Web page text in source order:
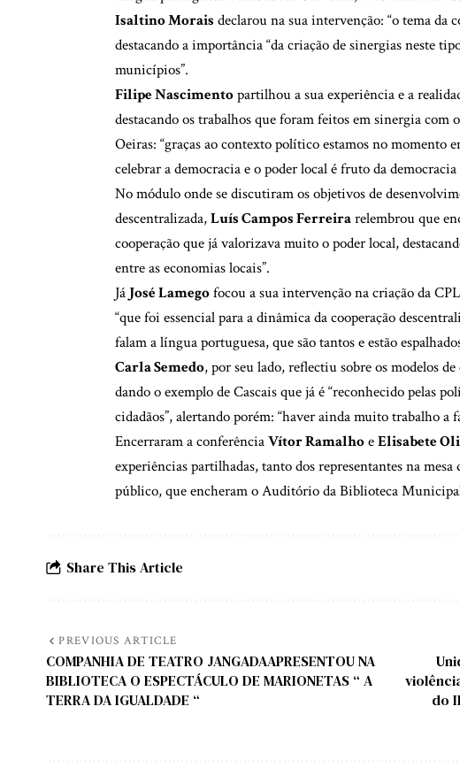
Isaltino Morais declarou na sua intervenção: “o tema da
destacando a importância “da criação de sinergias neste
municípios”.
Filipe Nascimentopartilhou a sua experiência e a
destacando os trabalhos que foram feitos em sinergia com
Oeiras: “graças ao contexto político estamos no momento
celebrar a democracia e o poder local é fruto da democracia
No módulo onde se discutiram os objetivos de
descentralizada,Luís Campos Ferreirarelembrou que
cooperação que já valorizava muito o poder local,
entre as economias locais”.
Já José Lamegofocou a sua intervenção na criação da
“que foi essencial para a dinâmica da cooperação
falam a língua portuguesa, que são tantos e estão
Carla Semedo, por seu lado, reflectiu sobre os modelos
dando o exemplo de Cascais que já é “reconhecido pelas
cidadãos”, alertando porém: “haver ainda muito trabalho a
Encerraram a conferênciaVítor RamalhoeElisabete
experiências partilhadas, tanto dos representantes na
público, que encheram o Auditório da Biblioteca
Share This Article
PREVIOUS ARTICLE
COMPANHIA DE TEATRO JANGADAAPRESENTOU NA
BIBLIOTECA O ESPECTÁCULO DE MARIONETAS “ A
TERRA DA IGUALDADE “
do